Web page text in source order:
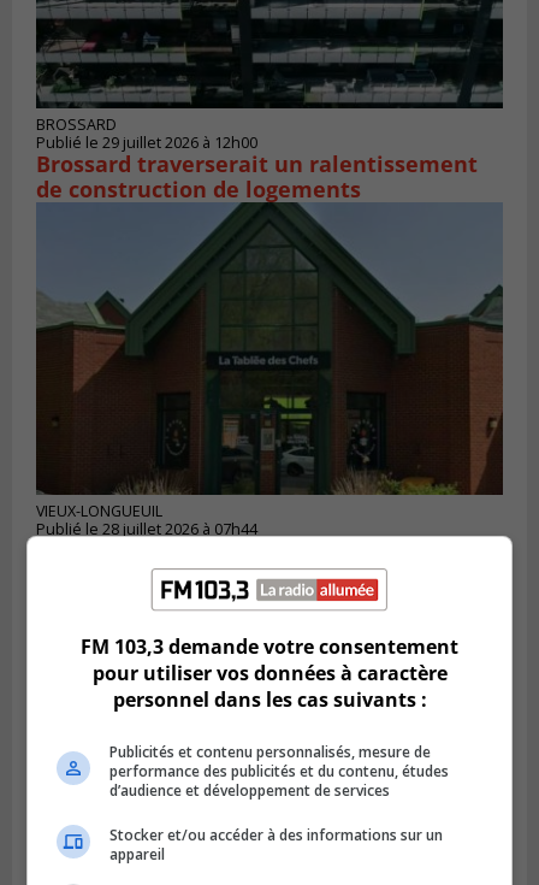
BROSSARD
Publié le 29 juillet 2026 à 12h00
Brossard traverserait un ralentissement
de construction de logements
VIEUX-LONGUEUIL
Publié le 28 juillet 2026 à 07h44
financier pour poursuivre sa mission
FM 103,3 demande votre consentement
pour utiliser vos données à caractère
personnel dans les cas suivants :
Publicités et contenu personnalisés, mesure de
performance des publicités et du contenu, études
d’audience et développement de services
Stocker et/ou accéder à des informations sur un
appareil